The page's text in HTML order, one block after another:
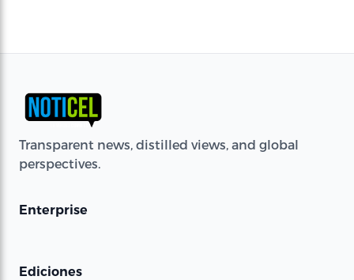
Transparent news, distilled views, and global
perspectives.
Enterprise
Ediciones